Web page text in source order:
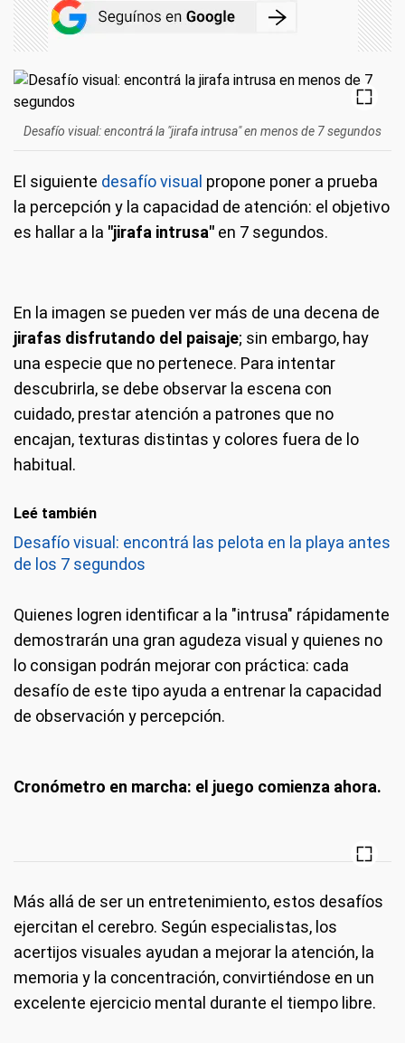
Desafío visual: encontrá la "jirafa intrusa" en menos de 7 segundos
El siguiente desafío visual propone poner a prueba
la percepción y la capacidad de atención: el objetivo
es hallar a la "jirafa intrusa" en 7 segundos.
En la imagen se pueden ver más de una decena de
jirafas disfrutando del paisaje; sin embargo, hay
una especie que no pertenece. Para intentar
descubrirla, se debe observar la escena con
cuidado, prestar atención a patrones que no
encajan, texturas distintas y colores fuera de lo
habitual.
Leé también
Desafío visual: encontrá las pelota en la playa antes
de los 7 segundos
Quienes logren identificar a la "intrusa" rápidamente
demostrarán una gran agudeza visual y quienes no
lo consigan podrán mejorar con práctica: cada
desafío de este tipo ayuda a entrenar la capacidad
de observación y percepción.
Cronómetro en marcha: el juego comienza ahora.
Más allá de ser un entretenimiento, estos desafíos
ejercitan el cerebro. Según especialistas, los
acertijos visuales ayudan a mejorar la atención, la
memoria y la concentración, convirtiéndose en un
excelente ejercicio mental durante el tiempo libre.